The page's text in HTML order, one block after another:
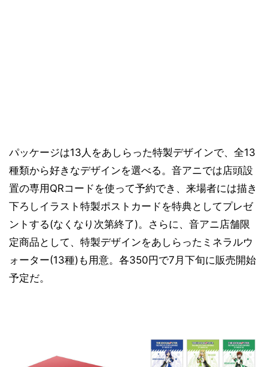
パッケージは13人をあしらった特製デザインで、全13
種類から好きなデザインを選べる。音アニでは店頭設
置の専用QRコードを使って予約でき、来場者には描き
下ろしイラスト特製ポストカードを特典としてプレゼ
ントする(なくなり次第終了)。さらに、音アニ店舗限
定商品として、特製デザインをあしらったミネラルウ
ォーター(13種)も用意。各350円で7月下旬に販売開始
予定だ。